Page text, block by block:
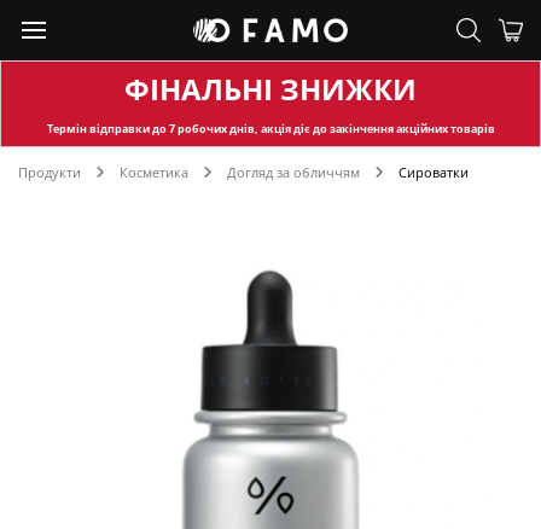
ФІНАЛЬНІ ЗНИЖКИ
Термін відправкидо 7 робочих днів, акція діє до закінчення акційних товарів
Продукти Косметика Догляд за обличчям Сироватки